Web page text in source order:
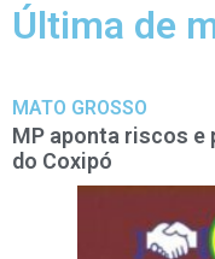
Última de
MATO GROSSO
MP aponta riscos e
do Coxipó